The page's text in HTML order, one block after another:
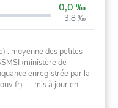
0,0 ‰
3,8 ‰
: moyenne des petites
(ministère de
enregistrée par la
— mis à jour en